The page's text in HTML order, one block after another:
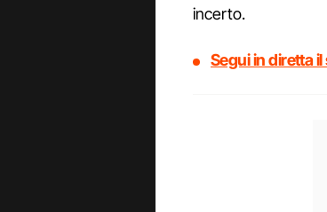
incerto.
Segui in diretta